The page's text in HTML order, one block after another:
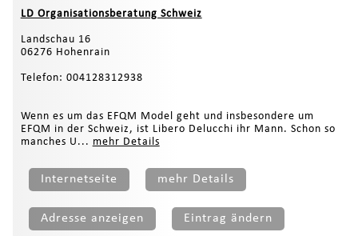
LD Organisationsberatung Schweiz
Landschau 16
06276 Hohenrain
Telefon: 004128312938
Wenn es um das EFQM Model geht und insbesondere um
EFQM in der Schweiz, ist Libero Delucchi ihr Mann. Schon so
manches U... mehr Details
Internetseite mehr Details
Adresse anzeigen Eintrag ändern